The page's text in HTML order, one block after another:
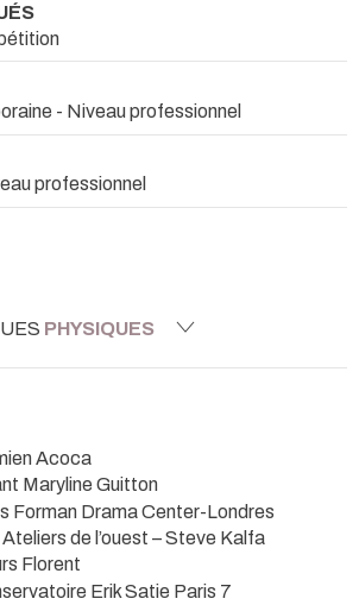
- Niveau professionnel
professionnel
PHYSIQUES
Acoca
Maryline Guitton
Forman Drama Center-Londres
de l’ouest – Steve Kalfa
Florent
Erik Satie Paris 7